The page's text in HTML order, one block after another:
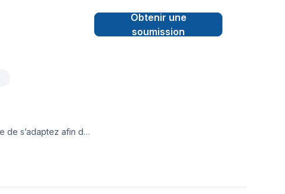
que de nos rabais
de s’adaptez afin de
Obtenir une
soumission